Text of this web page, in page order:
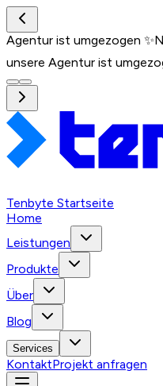
Agentur ist umgezogen ✨
unsere Agentur ist
Tenbyte Startseite
Home
Leistungen
Produkte
Über
Blog
Services
KontaktProjekt anfragen